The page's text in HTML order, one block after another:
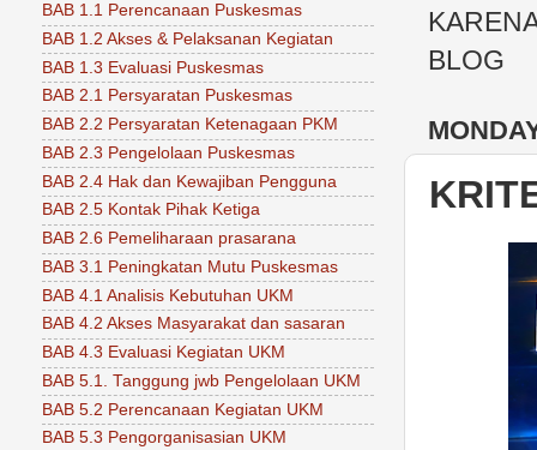
BLOG
BAB 1.1 Perencanaan Puskesmas
BAB 1.2 Akses & Pelaksanan Kegiatan
BAB 1.3 Evaluasi Puskesmas
BAB 2.1 Persyaratan Puskesmas
BAB 2.2 Persyaratan Ketenagaan PKM
BAB 2.3 Pengelolaan Puskesmas
BAB 2.4 Hak dan Kewajiban Pengguna
BAB 2.5 Kontak Pihak Ketiga
BAB 2.6 Pemeliharaan prasarana
BAB 3.1 Peningkatan Mutu Puskesmas
BAB 4.1 Analisis Kebutuhan UKM
BAB 4.2 Akses Masyarakat dan sasaran
BAB 4.3 Evaluasi Kegiatan UKM
BAB 5.1. Tanggung jwb Pengelolaan UKM
BAB 5.2 Perencanaan Kegiatan UKM
BAB 5.3 Pengorganisasian UKM